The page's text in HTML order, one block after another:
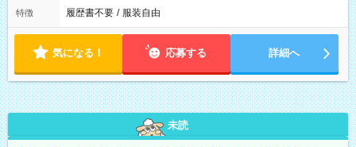
特徴 履歴書不要 / 服装自由
気になる！ 応募する 詳細へ
未読